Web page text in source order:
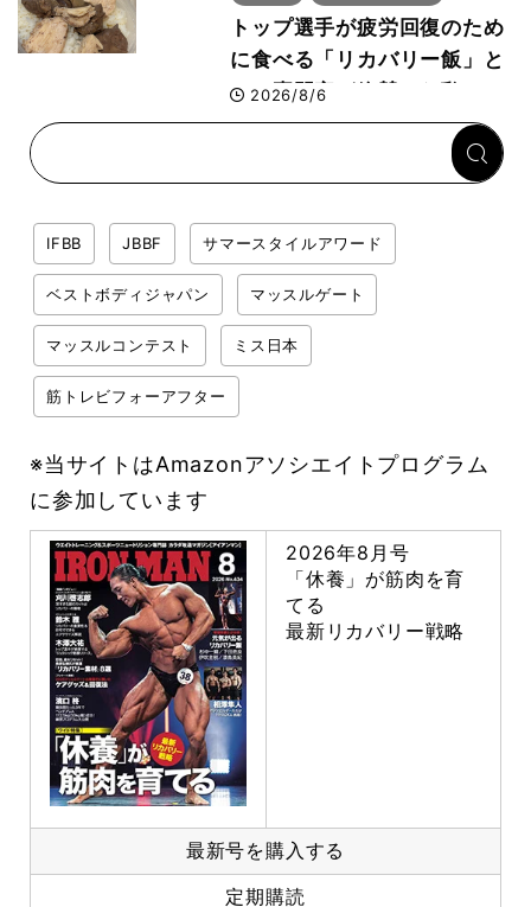
解説
トップ選手が疲労回復のため
に食べる「リカバリー飯」と
は？専門家が絶賛した鶏レバ
ー活用法
2026/8/6
IFBB JBBF サマースタイルアワード
ベストボディジャパン マッスルゲート
マッスルコンテスト ミス日本
筋トレビフォーアフター
※当サイトはAmazonアソシエイトプログラム
に参加しています
2026年8月号
「休養」が筋肉を育
てる
最新リカバリー戦略
最新号を購入する
定期購読